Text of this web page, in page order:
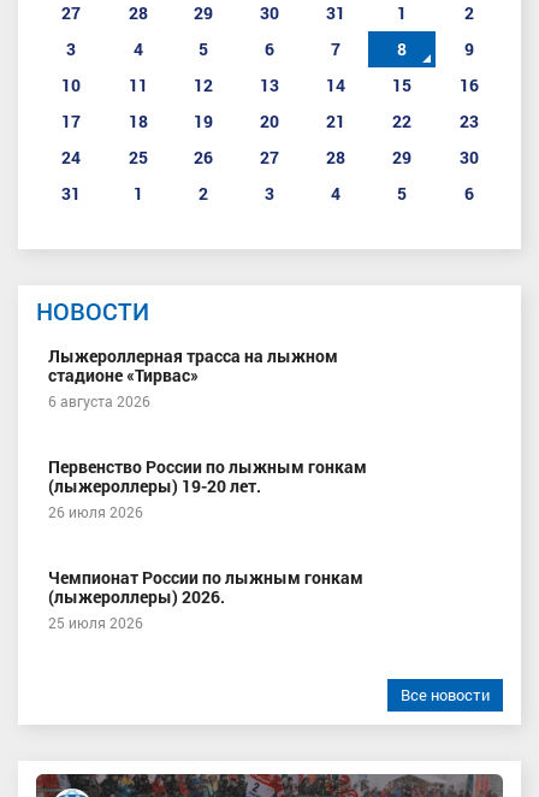
27
28 29 30 31 1
2
3
4 5 6 7 8
9
10
11 12 13 14 15
16
17
18 19 20 21 22
23
24
25 26 27 28 29
30
31
1 2 3 4 5 6
НОВОСТИ
Лыжероллерная трасса на лыжном
стадионе «Тирвас»
6 августа 2026
Первенство России по лыжным гонкам
(лыжероллеры) 19-20 лет.
26 июля 2026
Чемпионат России по лыжным гонкам
(лыжероллеры) 2026.
25 июля 2026
Все новости